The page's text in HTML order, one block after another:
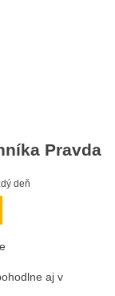
Pravda
deň
aj v